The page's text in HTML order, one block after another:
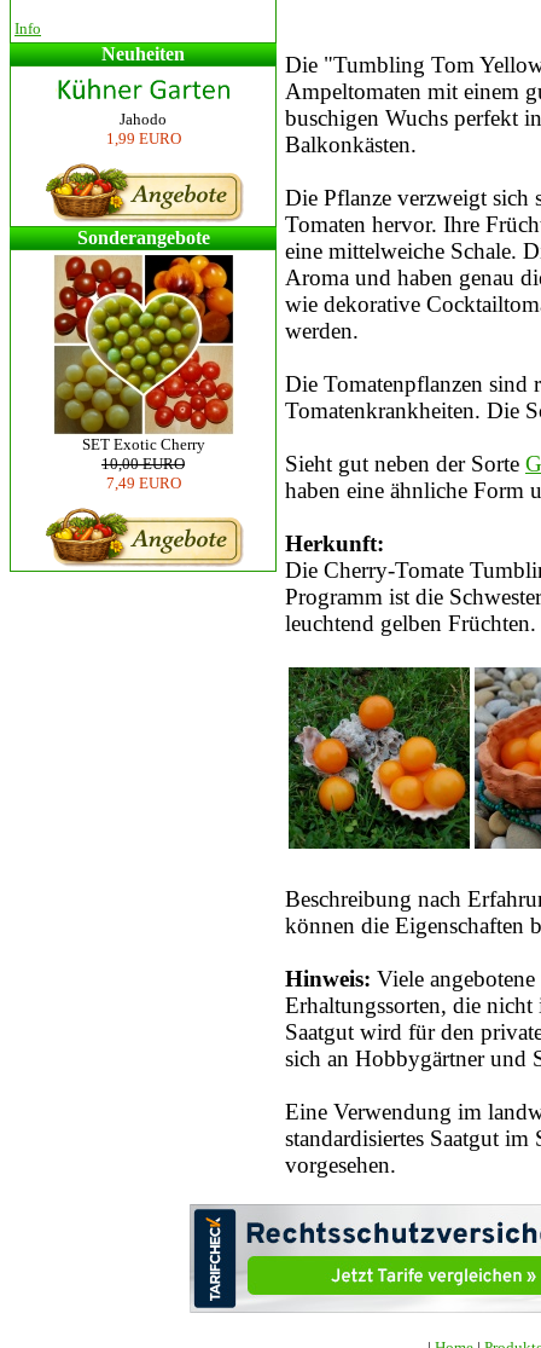
Info
Neuheiten
Jahodo
1,99 EURO
Sonderangebote
SET Exotic Cherry
10,00 EURO
7,49 EURO
Die "Tumbling Tom
Ampeltomaten mit einem
buschigen Wuchs perfekt
Balkonkästen.
Die Pflanze verzweigt
Tomaten hervor. Ihre
eine mittelweiche Schale.
Aroma und haben genau
wie dekorative
werden.
Die Tomatenpflanzen sind
Tomatenkrankheiten. Die
Sieht gut neben der Sorte
haben eine ähnliche Form
Herkunft:
Die Cherry-Tomate
Programm ist die
leuchtend gelben Früchten.
Beschreibung nach
können die Eigenschaften
Hinweis: Viele
Erhaltungssorten, die
Saatgut wird für den
sich an Hobbygärtner und
Eine Verwendung im
standardisiertes Saatgut im
vorgesehen.